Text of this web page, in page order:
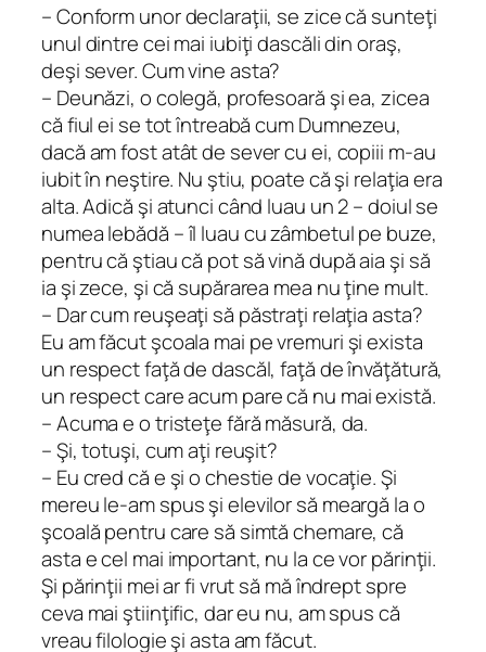
– Conform unor declaraţii, se zice că sunteţi
unul dintre cei mai iubiţi dascăli din oraş,
deşi sever. Cum vine asta?
– Deunăzi, o colegă, profesoară şi ea, zicea
că fiul ei se tot întreabă cum Dumnezeu,
dacă am fost atât de sever cu ei, copiii m-au
iubit în neştire. Nu ştiu, poate că şi relaţia era
alta. Adică şi atunci când luau un 2 – doiul se
numea lebădă – îl luau cu zâmbetul pe buze,
pentru că ştiau că pot să vină după aia şi să
ia şi zece, şi că supărarea mea nu ţine mult.
– Dar cum reuşeaţi să păstraţi relaţia asta?
Eu am făcut şcoala mai pe vremuri şi exista
un respect faţă de dascăl, faţă de învăţătură,
un respect care acum pare că nu mai există.
– Acuma e o tristeţe fără măsură, da.
– Şi, totuşi, cum aţi reuşit?
– Eu cred că e şi o chestie de vocaţie. Şi
mereu le-am spus şi elevilor să meargă la o
şcoală pentru care să simtă chemare, că
asta e cel mai important, nu la ce vor părinţii.
Şi părinţii mei ar fi vrut să mă îndrept spre
ceva mai ştiinţific, dar eu nu, am spus că
vreau filologie şi asta am făcut.